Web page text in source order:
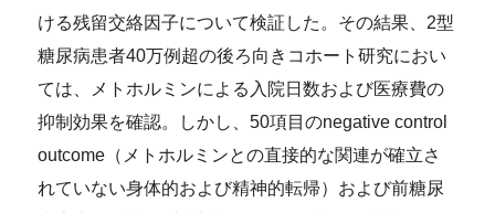
ける残留交絡因子について検証した。その結果、2型
糖尿病患者40万例超の後ろ向きコホート研究におい
ては、メトホルミンによる入院日数および医療費の
抑制効果を確認。しかし、50項目のnegative control
outcome（メトホルミンとの直接的な関連が確立さ
れていない身体的および精神的転帰）および前糖尿